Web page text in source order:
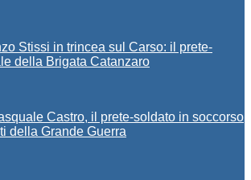
Stissi in trincea sul Carso: il prete-
della Brigata Catanzaro
Castro, il prete-soldato in soccorso
della Grande Guerra